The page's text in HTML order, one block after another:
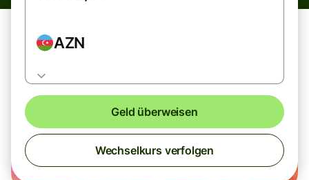
AZN
Geld überweisen
Wechselkurs verfolgen